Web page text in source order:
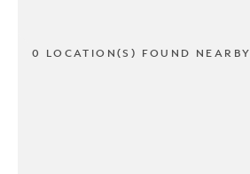
0 LOCATION(S) FOUND NEARBY